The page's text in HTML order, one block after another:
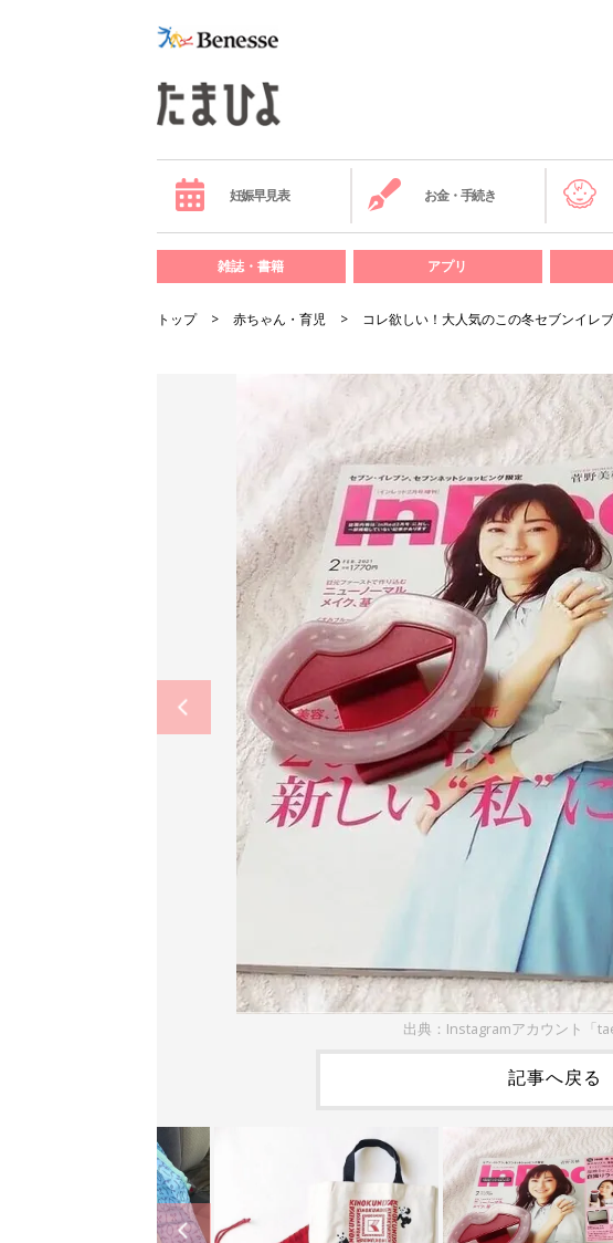
妊娠早見表 お金・手続き
雑誌・書籍 アプリ
トップ 赤ちゃん・育児 コレ欲しい！大人気のこの冬セブンイレ
出典：Instagramアカウント「
記事へ戻る